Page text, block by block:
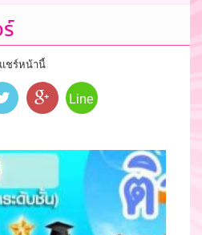
แชร์หน้านี้
Line